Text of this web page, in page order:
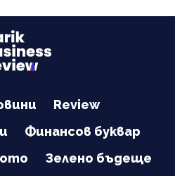
Review
Финансов буквар
Зелено бъдеще